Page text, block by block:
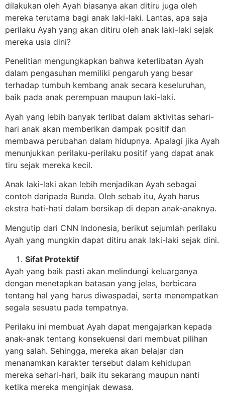
dilakukan oleh Ayah biasanya akan ditiru juga oleh
mereka terutama bagi anak laki-laki. Lantas, apa saja
perilaku Ayah yang akan ditiru oleh anak laki-laki sejak
mereka usia dini?
Penelitian mengungkapkan bahwa keterlibatan Ayah
dalam pengasuhan memiliki pengaruh yang besar
terhadap tumbuh kembang anak secara keseluruhan,
baik pada anak perempuan maupun laki-laki.
Ayah yang lebih banyak terlibat dalam aktivitas sehari-
hari anak akan memberikan dampak positif dan
membawa perubahan dalam hidupnya. Apalagi jika Ayah
menunjukkan perilaku-perilaku positif yang dapat anak
tiru sejak mereka kecil.
Anak laki-laki akan lebih menjadikan Ayah sebagai
contoh daripada Bunda. Oleh sebab itu, Ayah harus
ekstra hati-hati dalam bersikap di depan anak-anaknya.
Mengutip dari CNN Indonesia, berikut sejumlah perilaku
Ayah yang mungkin dapat ditiru anak laki-laki sejak dini.
Sifat Protektif
Ayah yang baik pasti akan melindungi keluarganya
dengan menetapkan batasan yang jelas, berbicara
tentang hal yang harus diwaspadai, serta menempatkan
segala sesuatu pada tempatnya.
Perilaku ini membuat Ayah dapat mengajarkan kepada
anak-anak tentang konsekuensi dari membuat pilihan
yang salah. Sehingga, mereka akan belajar dan
menanamkan karakter tersebut dalam kehidupan
mereka sehari-hari, baik itu sekarang maupun nanti
ketika mereka menginjak dewasa.